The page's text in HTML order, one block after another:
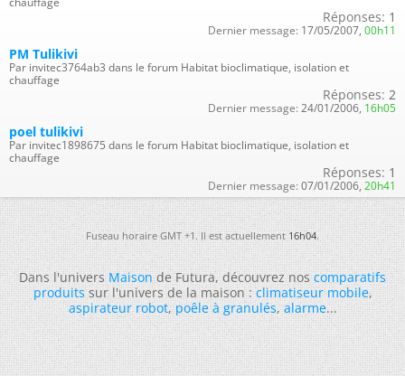
Réponses: 1
Dernier message: 17/05/2007, 00h11
PM Tulikivi
Par invitec3764ab3 dans le forum Habitat bioclimatique, isolation et
chauffage
Réponses: 2
Dernier message: 24/01/2006, 16h05
poel tulikivi
Par invitec1898675 dans le forum Habitat bioclimatique, isolation et
chauffage
Réponses: 1
Dernier message: 07/01/2006, 20h41
Fuseau horaire GMT +1. Il est actuellement16h04.
Dans l'universMaisonde Futura, découvrez noscomparatifs
produitssur l'univers de la maison :climatiseur mobile,
aspirateur robot,poêle à granulés,alarme...